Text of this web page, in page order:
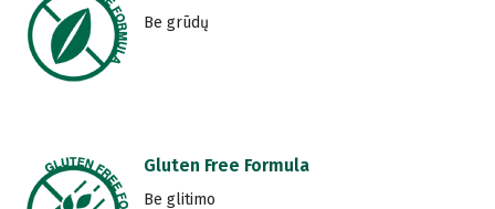
Be grūdų
Gluten Free Formula
Be glitimo